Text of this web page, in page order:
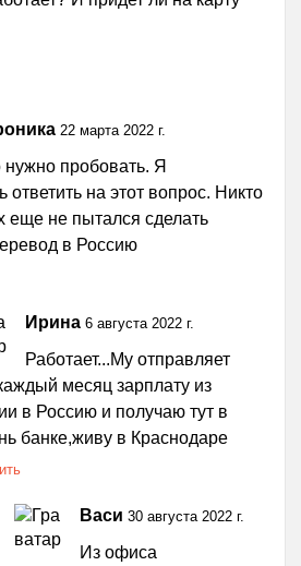
22 марта 2022 г.
нужно пробовать. Я
ответить на этот вопрос. Никто
еще не пытался сделать
в Россию
Ирина 6 августа 2022 г.
Работает...Му отправляет
месяц зарплату из
в Россию и получаю тут в
банке,живу в Краснодаре
Васи 30 августа 2022 г.
Из офиса